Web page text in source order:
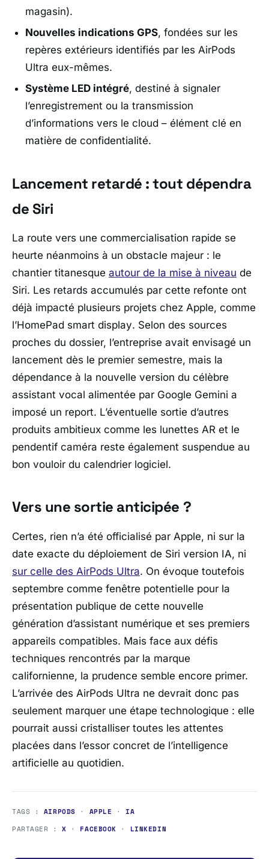
magasin).
Nouvelles indications GPS, fondées sur les
repères extérieurs identifiés par les AirPods
Ultra eux-mêmes.
Système LED intégré, destiné à signaler
l’enregistrement ou la transmission
d’informations vers le cloud – élément clé en
matière de confidentialité.
Lancement retardé : tout dépendra
de Siri
La route vers une commercialisation rapide se
heurte néanmoins à un obstacle majeur : le
chantier titanesque autour de la mise à niveau de
Siri. Les retards accumulés par cette refonte ont
déjà impacté plusieurs projets chez Apple, comme
l’HomePad smart display. Selon des sources
proches du dossier, l’entreprise avait envisagé un
lancement dès le premier semestre, mais la
dépendance à la nouvelle version du célèbre
assistant vocal alimentée par Google Gemini a
imposé un report. L’éventuelle sortie d’autres
produits ambitieux comme les lunettes AR et le
pendentif caméra reste également suspendue au
bon vouloir du calendrier logiciel.
Vers une sortie anticipée ?
Certes, rien n’a été officialisé par Apple, ni sur la
date exacte du déploiement de Siri version IA, ni
sur celle des AirPods Ultra. On évoque toutefois
septembre comme fenêtre potentielle pour la
présentation publique de cette nouvelle
génération d’assistant numérique et ses premiers
appareils compatibles. Mais face aux défis
techniques rencontrés par la marque
californienne, la prudence semble encore primer.
L’arrivée des AirPods Ultra ne devrait donc pas
seulement marquer une étape technologique : elle
pourrait aussi cristalliser toutes les attentes
placées dans l’essor concret de l’intelligence
artificielle au quotidien.
TAGS : AIRPODS · APPLE ·IA
PARTAGER :X · FACEBOOK · LINKEDIN